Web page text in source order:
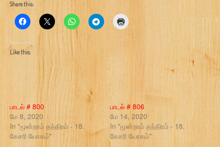
Share this:
Like this:
பாடல் # 800
மே 8, 2020
In "மூன்றாம் தந்திரம் - 18.
கேசரி யோகம்"
பாடல் # 806
மே 14, 2020
In "மூன்றாம் தந்திரம் - 18.
கேசரி யோகம்"